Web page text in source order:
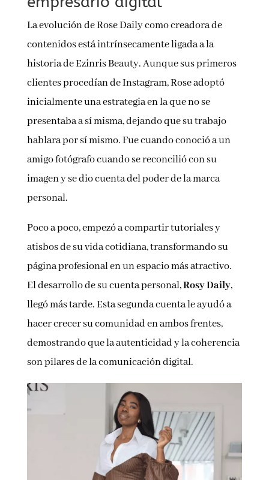
La evolución de Rose Daily como creadora de
contenidos está intrínsecamente ligada a la
historia de Ezinris Beauty. Aunque sus primeros
clientes procedían de Instagram, Rose adoptó
inicialmente una estrategia en la que no se
presentaba a sí misma, dejando que su trabajo
hablara por sí mismo. Fue cuando conoció a un
amigo fotógrafo cuando se reconcilió con su
imagen y se dio cuenta del poder de la marca
personal.
Poco a poco, empezó a compartir tutoriales y
atisbos de su vida cotidiana, transformando su
página profesional en un espacio más atractivo.
El desarrollo de su cuenta personal,Rosy Daily,
llegó más tarde. Esta segunda cuenta le ayudó a
hacer crecer su comunidad en ambos frentes,
demostrando que la autenticidad y la coherencia
son pilares de la comunicación digital.